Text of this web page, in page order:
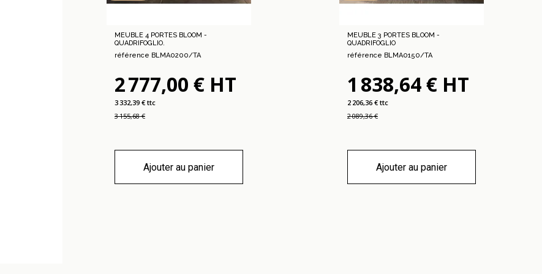
MEUBLE 4 PORTES BLOOM -
QUADRIFOGLIO.
référence BLMA0200/TA
2 777,00 € HT
3 332,39 € ttc
3 155,68 €
Ajouter au panier
MEUBLE 3 PORTES BLOOM -
QUADRIFOGLIO
référence BLMA0150/TA
1 838,64 € HT
2 206,36 € ttc
2 089,36 €
Ajouter au panier